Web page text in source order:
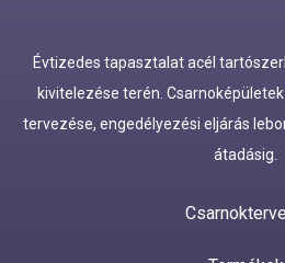
Évtizedes tapasztalat acél
kivitelezése terén.
tervezése, engedélyezési eljárás
átadásig.